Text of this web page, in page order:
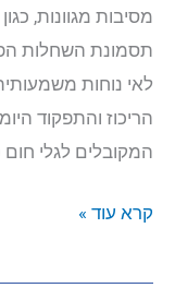
מסיבות מגוונות,
לאי נוחות
הריכוז והתפקוד
המקובלים לגלי חום
דיקור
לגלי
קרא עוד »